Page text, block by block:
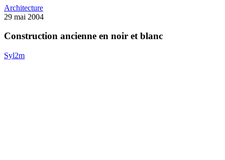
ArchitectureConstruction
ancienne
noir
29 mai 2004
Construction ancienne en noir et blanc
Syl2m